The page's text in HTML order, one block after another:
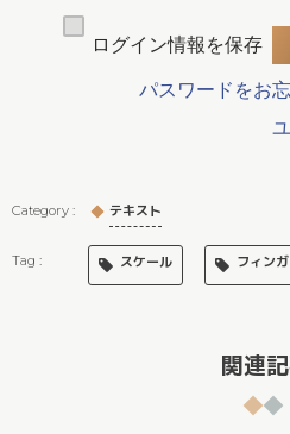
ログイン情報を保存
パスワードをお
テキスト
スケール フィン
関連